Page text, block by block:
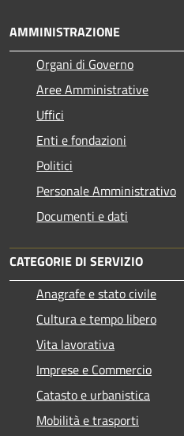
AMMINISTRAZIONE
Organi di Governo
Aree Amministrative
Uffici
Enti e fondazioni
Politici
Personale Amministrativo
Documenti e dati
CATEGORIE DI SERVIZIO
Anagrafe e stato civile
Cultura e tempo libero
Vita lavorativa
Imprese e Commercio
Catasto e urbanistica
Mobilità e trasporti